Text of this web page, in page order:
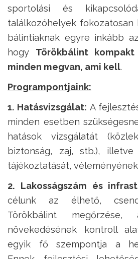
sportolási és
találkozóhelyek fokozatosan
bálintiaknak egyre inkább
hogy Törökbálint
minden megvan, ami kell.
Programpontjaink:
1. Hatásvizsgálat: A
minden esetben
hatások vizsgálatát
biztonság, zaj, stb.),
tájékoztatását,
2. Lakosságszám és
célunk az élhető,
Törökbálint megőrzése,
növekedésének kontroll
egyik fő szempontja a